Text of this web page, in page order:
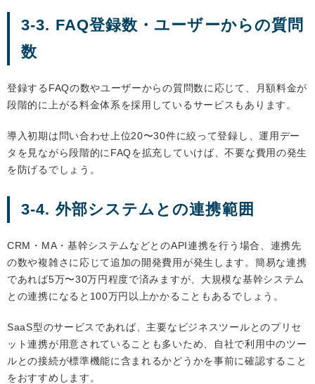
3-3. FAQ登録数・ユーザーからの質問
数
登録するFAQの数やユーザーからの質問数に応じて、月額料金が
段階的に上がる料金体系を採用しているサービスもあります。
導入初期は問い合わせ上位20〜30件に絞って登録し、運用デー
タを見ながら段階的にFAQを拡充していけば、不要な費用の発生
を防げるでしょう。
3-4. 外部システムとの連携範囲
CRM・MA・基幹システムなどとのAPI連携を行う場合、連携先
の数や複雑さに応じて追加の開発費用が発生します。簡易な連携
であれば5万〜30万円程度で済みますが、大規模な基幹システム
との連携になると100万円以上かかることもあるでしょう。
SaaS型のサービスであれば、主要なビジネスツールとのプリセ
ット連携が用意されていることも多いため、自社で利用中のツー
ルとの接続が標準機能に含まれるかどうかを事前に確認すること
をおすすめします。